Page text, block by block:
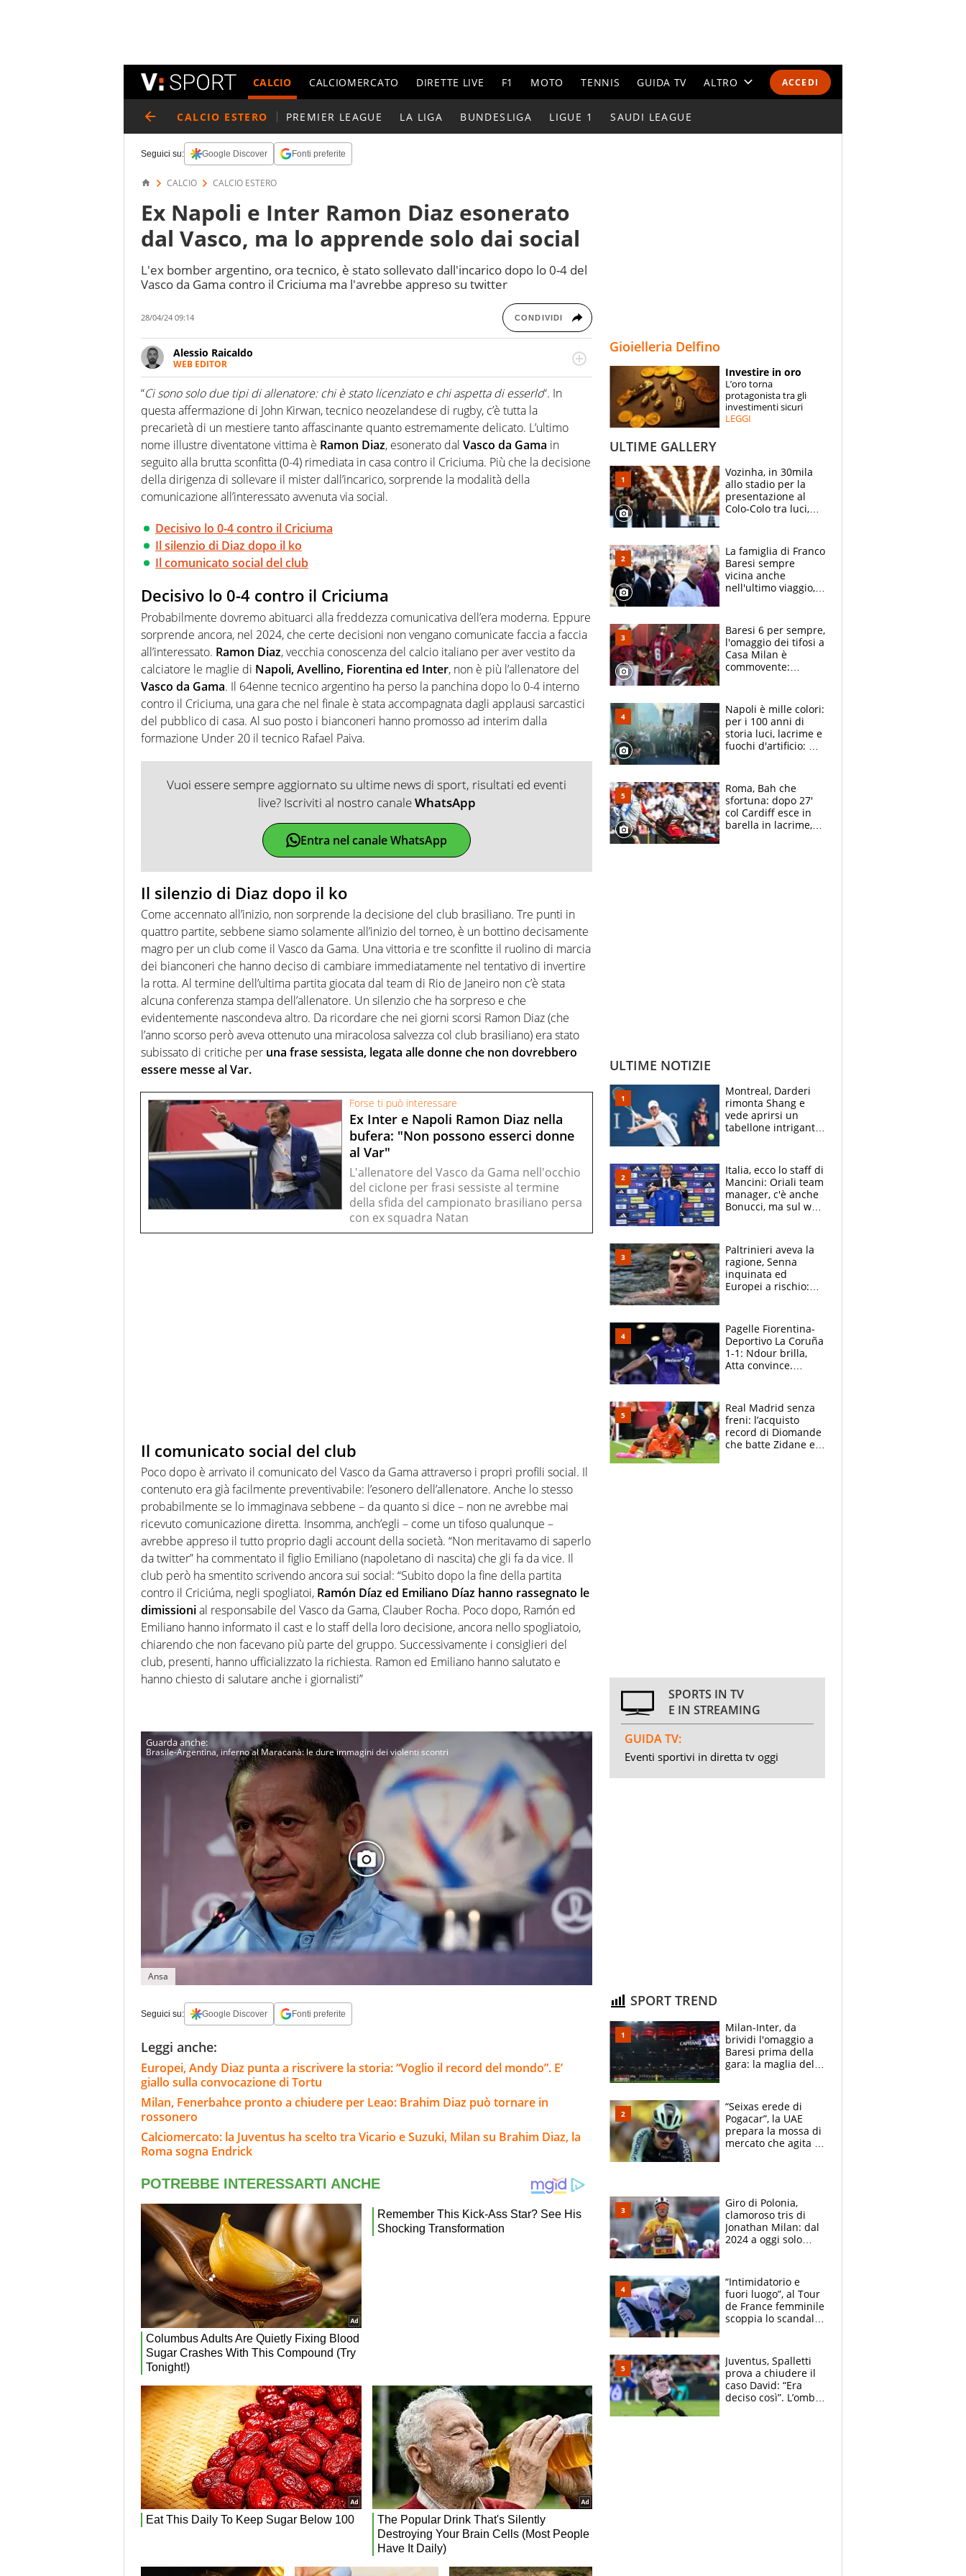
ACCEDI
CALCIO CALCIOMERCATO DIRETTE LIVE F1 MOTO TENNIS GUIDA TV ALTRO
ESPERTI
CONTATTI
CALCIO ESTERO PREMIER LEAGUE LA LIGA BUNDESLIGA LIGUE 1 SAUDI LEAGUE
Seguici su: Google Discover Fonti preferite
CALCIO CALCIO ESTERO
Ex Napoli e Inter Ramon Diaz esonerato
dal Vasco, ma lo apprende solo dai social
L'ex bomber argentino, ora tecnico, è stato sollevato dall'incarico dopo lo 0-4 del
Vasco da Gama contro il Criciuma ma l'avrebbe appreso su twitter
28/04/24 09:14 CONDIVIDI
Alessio Raicaldo
WEB EDITOR
Un figlio che si chiama Diego e la tesi di laurea sugli stadi di proprietà in Italia. Il calcio
quale filo conduttore irrinunciabile tra passione e professione. Per Virgilio Sport
indaga, approfondisce e scandaglia l'universo mondo dello sport per antonomasia
“Ci sono solo due tipi di allenatore: chi è stato licenziato e chi aspetta di esserlo“. In
questa affermazione di John Kirwan, tecnico neozelandese di rugby, c’è tutta la
precarietà di un mestiere tanto affascinante quanto estremamente delicato. L’ultimo
nome illustre diventatone vittima è Ramon Diaz, esonerato dal Vasco da Gama in
seguito alla brutta sconfitta (0-4) rimediata in casa contro il Criciuma. Più che la decisione
della dirigenza di sollevare il mister dall’incarico, sorprende la modalità della
comunicazione all’interessato avvenuta via social.
Decisivo lo 0-4 contro il Criciuma
Il silenzio di Diaz dopo il ko
Il comunicato social del club
Decisivo lo 0-4 contro il Criciuma
Probabilmente dovremo abituarci alla freddezza comunicativa dell’era moderna. Eppure
sorprende ancora, nel 2024, che certe decisioni non vengano comunicate faccia a faccia
all’interessato. Ramon Diaz, vecchia conoscenza del calcio italiano per aver vestito da
calciatore le maglie di Napoli, Avellino, Fiorentina ed Inter, non è più l’allenatore del
Vasco da Gama. Il 64enne tecnico argentino ha perso la panchina dopo lo 0-4 interno
contro il Criciuma, una gara che nel finale è stata accompagnata dagli applausi sarcastici
del pubblico di casa. Al suo posto i bianconeri hanno promosso ad interim dalla
formazione Under 20 il tecnico Rafael Paiva.
Vuoi essere sempre aggiornato su ultime news di sport, risultati ed eventi
live? Iscriviti al nostro canaleWhatsApp
Entra nel canale WhatsApp
Il silenzio di Diaz dopo il ko
Come accennato all’inizio, non sorprende la decisione del club brasiliano. Tre punti in
quattro partite, sebbene siamo solamente all’inizio del torneo, è un bottino decisamente
magro per un club come il Vasco da Gama. Una vittoria e tre sconfitte il ruolino di marcia
dei bianconeri che hanno deciso di cambiare immediatamente nel tentativo di invertire
la rotta. Al termine dell’ultima partita giocata dal team di Rio de Janeiro non c’è stata
alcuna conferenza stampa dell’allenatore. Un silenzio che ha sorpreso e che
evidentemente nascondeva altro. Da ricordare che nei giorni scorsi Ramon Diaz (che
l’anno scorso però aveva ottenuto una miracolosa salvezza col club brasiliano) era stato
subissato di critiche per una frase sessista, legata alle donne che non dovrebbero
essere messe al Var.
Forse ti può interessare
Ex Inter e Napoli Ramon Diaz nella
bufera: "Non possono esserci donne
al Var"
L'allenatore del Vasco da Gama nell'occhio
del ciclone per frasi sessiste al termine
della sfida del campionato brasiliano persa
con ex squadra Natan
Il comunicato social del club
Poco dopo è arrivato il comunicato del Vasco da Gama attraverso i propri profili social. Il
contenuto era già facilmente preventivabile: l’esonero dell’allenatore. Anche lo stesso
probabilmente se lo immaginava sebbene – da quanto si dice – non ne avrebbe mai
ricevuto comunicazione diretta. Insomma, anch’egli – come un tifoso qualunque –
avrebbe appreso il tutto proprio dagli account della società. “Non meritavamo di saperlo
da twitter” ha commentato il figlio Emiliano (napoletano di nascita) che gli fa da vice. Il
club però ha smentito scrivendo ancora sui social: “Subito dopo la fine della partita
contro il Criciúma, negli spogliatoi, Ramón Díaz ed Emiliano Díaz hanno rassegnato le
dimissionial responsabile del Vasco da Gama, Clauber Rocha. Poco dopo, Ramón ed
Emiliano hanno informato il cast e lo staff della loro decisione, ancora nello spogliatoio,
chiarendo che non facevano più parte del gruppo. Successivamente i consiglieri del
club, presenti, hanno ufficializzato la richiesta. Ramon ed Emiliano hanno salutato e
hanno chiesto di salutare anche i giornalisti”
Brasile-Argentina, inferno al Maracanà: le dure immagini dei violenti scontri
Ansa
Seguici su: Google Discover Fonti preferite
Leggi anche:
Europei, Andy Diaz punta a riscrivere la storia: “Voglio il record del mondo”. E’
giallo sulla convocazione di Tortu
Milan, Fenerbahce pronto a chiudere per Leao: Brahim Diaz può tornare in
rossonero
Calciomercato: la Juventus ha scelto tra Vicario e Suzuki, Milan su Brahim Diaz, la
Roma sogna Endrick
Gioielleria Delfino
Investire in oro
L’oro torna
protagonista tra gli
investimenti sicuri
LEGGI
ULTIME GALLERY
Vozinha, in 30mila
allo stadio per la
presentazione al
Colo-Colo tra luci,
La famiglia di Franco
Baresi sempre
vicina anche
nell'ultimo viaggio,
circondati
dall'affetto dei tifosi
Baresi 6 per sempre,
l'omaggio dei tifosi a
Casa Milan è
commovente:
bigliettini
Napoli è mille colori:
per i 100 anni di
storia luci, lacrime e
fuochi d'artificio: De
Roma, Bah che
sfortuna: dopo 27'
col Cardiff esce in
barella in lacrime,
ULTIME NOTIZIE
Montreal, Darderi
rimonta Shang e
vede aprirsi un
tabellone intrigante:
felice del mio livello"
Italia, ecco lo staff di
Mancini: Oriali team
manager, c'è anche
Bonucci, ma sul web
Paltrinieri aveva la
ragione, Senna
inquinata ed
Europei a rischio:
adesso
Pagelle Fiorentina-
Deportivo La Coruña
1-1: Ndour brilla,
Atta convince.
Real Madrid senza
freni: l’acquisto
record di Diomande
che batte Zidane e
SPORTS IN TV
E IN STREAMING
GUIDA TV:
Eventi sportivi in diretta tv oggi
SPORT TREND
Milan-Inter, da
brividi l'omaggio a
Baresi prima della
gara: la maglia del
“Seixas erede di
Pogacar”, la UAE
prepara la mossa di
mercato che agita la
Giro di Polonia,
clamoroso tris di
Jonathan Milan: dal
2024 a oggi solo
e Skerl
“Intimidatorio e
fuori luogo”, al Tour
de France femminile
scoppia lo scandalo:
atlete
Juventus, Spalletti
prova a chiudere il
caso David: “Era
deciso così”. L’ombra